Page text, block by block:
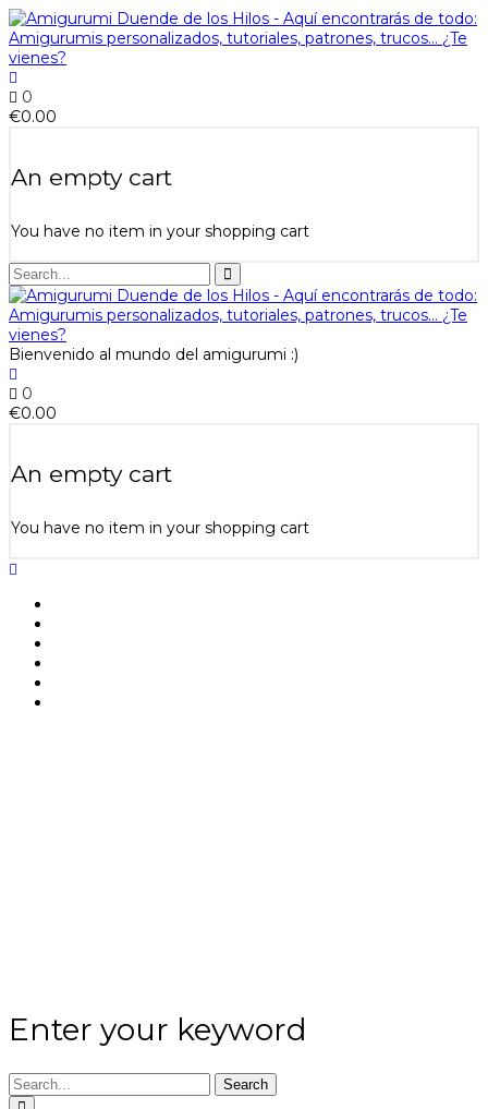
0
€0.00
An empty cart
You have no item in your shopping cart
Bienvenido al mundo del amigurumi :)
0
€0.00
An empty cart
You have no item in your shopping cart
Enter your keyword
Search